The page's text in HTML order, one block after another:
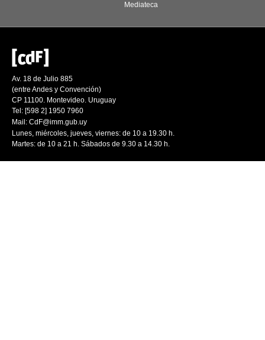
Mediateca
Av. 18 de Julio 885
(entre Andes y Convención)
CP 11100. Montevideo. Uruguay
Tel: [598 2] 1950 7960
Mail: CdF@imm.gub.uy
Lunes, miércoles, jueves, viernes: de 10 a 19.30 h.
Martes: de 10 a 21 h. Sábados de 9.30 a 14.30 h.